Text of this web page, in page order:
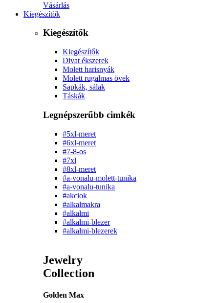
Vásárlás
Kiegészítők
Kiegészítők
Kiegészítők
Divat ékszerek
Molett harisnyák
Molett rugalmas övek
Sapkák, sálak
Táskák
Legnépszerűbb cimkék
#5xl-meret
#6xl-meret
#7-8-os
#7xl
#8xl-meret
#a-vonalu-molett-tunika
#a-vonalu-tunika
#akciok
#alkalmakra
#alkalmi
#alkalmi-blezer
#alkalmi-blezerek
Jewelry
Collection
Golden Max